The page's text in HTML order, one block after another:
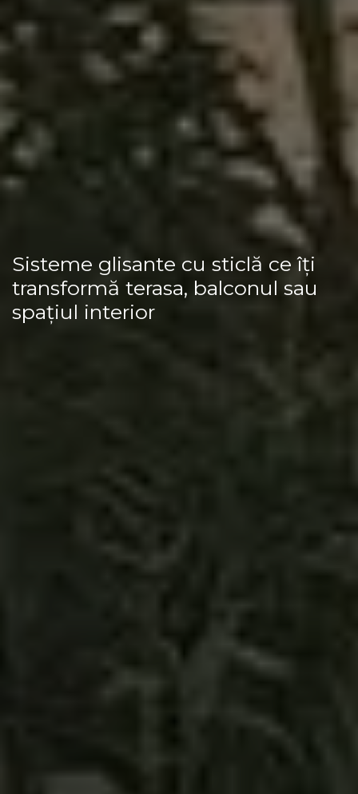
Sisteme glisante cu sticlă ce îți
transformă terasa, balconul sau
spațiul interior